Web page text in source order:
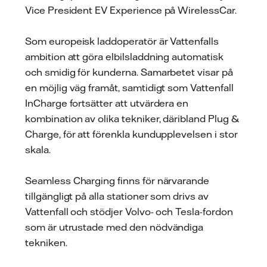
Vice President EV Experience på WirelessCar.
Som europeisk laddoperatör är Vattenfalls
ambition att göra elbilsladdning automatisk
och smidig för kunderna. Samarbetet visar på
en möjlig väg framåt, samtidigt som Vattenfall
InCharge fortsätter att utvärdera en
kombination av olika tekniker, däribland Plug &
Charge, för att förenkla kundupplevelsen i stor
skala.
Seamless Charging finns för närvarande
tillgängligt på alla stationer som drivs av
Vattenfall och stödjer Volvo- och Tesla-fordon
som är utrustade med den nödvändiga
tekniken.